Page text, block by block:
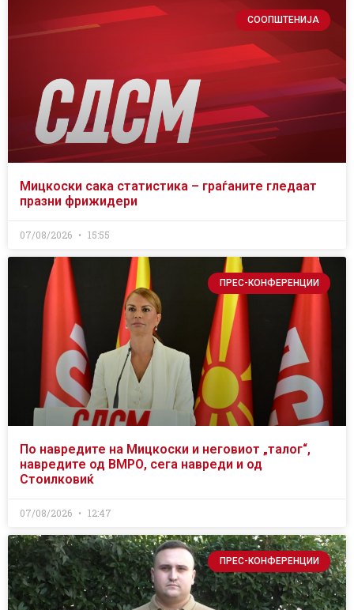
СООПШТЕНИЈА
Мицкоски сака статистика – граѓаните гледаат
празни фрижидери
07/08/2026 15:55
ПРЕС-КОНФЕРЕНЦИИ
По навредите на Мицкоски и неговиот „талог“,
навредите од ВМРО, сега навреди и од
Стоилковиќ
07/08/2026 12:47
ПРЕС-КОНФЕРЕНЦИИ